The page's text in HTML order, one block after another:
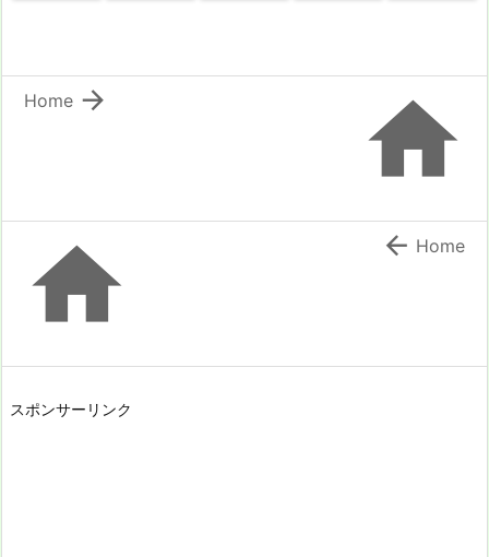


Home
  Home
スポンサーリンク